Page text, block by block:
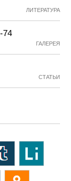
ЛИТЕРАТУРА
74
ГАЛЕРЕЯ
СТАТЬИ